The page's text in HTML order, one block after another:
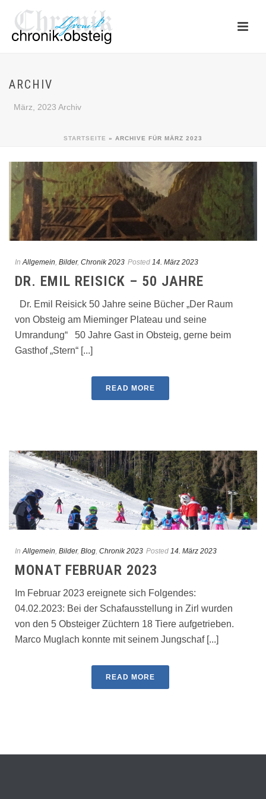
ARCHIV
März, 2023 Archiv
STARTSEITE » ARCHIVE FÜR MÄRZ 2023
In Allgemein, Bilder, Chronik 2023 Posted 14. März 2023
DR. EMIL REISICK – 50 JAHRE
Dr. Emil Reisick 50 Jahre seine Bücher „Der Raum
von Obsteig am Mieminger Plateau und seine
Umrandung“ 50 Jahre Gast in Obsteig, gerne beim
Gasthof „Stern“ [...]
READ MORE
In Allgemein Bilder, Blog Chronik 2023 Posted 14. März 2023
MONAT FEBRUAR 2023
Im Februar 2023 ereignete sich Folgendes:
04.02.2023: Bei der Schafausstellung in Zirl wurden
von den 5 Obsteiger Züchtern 18 Tiere aufgetrieben.
Marco Muglach konnte mit seinem Jungschaf [...]
READ MORE